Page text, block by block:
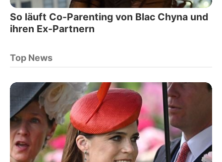
So läuft Co-Parenting von Blac Chyna und
ihren Ex-Partnern
Top News